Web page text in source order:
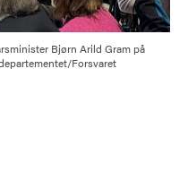
Bjørn Arild Gram på
Forsvaret